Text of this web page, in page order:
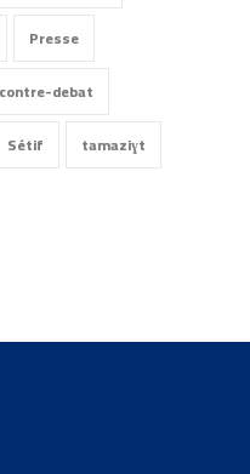
Presse
debat
Sétif
tamaziɣt